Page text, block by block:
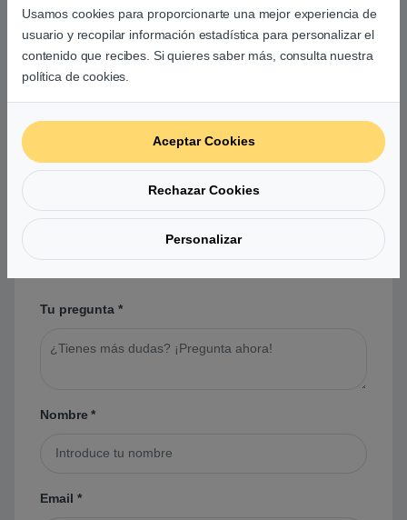
Aún no hay reseñas.
Preguntas y respuestas de los
usuarios sobre este producto
No hay preguntas aún. Sé el primero en hacer
una pregunta acerca de este producto.
Tu pregunta *
Nombre*
Email *
Usamos cookies para proporcionarte una mejor experiencia de
usuario y recopilar información estadística para personalizar el
contenido que recibes. Si quieres saber más, consulta nuestra
política de cookies.
Aceptar Cookies
Rechazar Cookies
Personalizar